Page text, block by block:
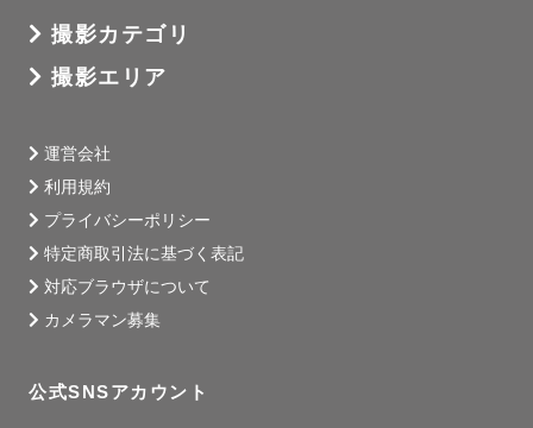
撮影カテゴリ
撮影エリア
運営会社
利用規約
プライバシーポリシー
特定商取引法に基づく表記
対応ブラウザについて
カメラマン募集
公式SNSアカウント